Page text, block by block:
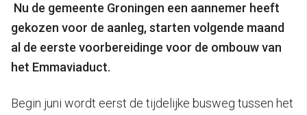
Nu de gemeente Groningen een aannemer heeft
gekozen voor de aanleg, starten volgende maand
al de eerste voorbereidinge voor de ombouw van
het Emmaviaduct.
Begin juni wordt eerst de tijdelijke busweg tussen het